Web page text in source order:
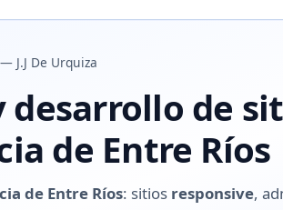
J.J De Urquiza
de
de Entre Ríos
de Entre Ríos: sitios responsive,